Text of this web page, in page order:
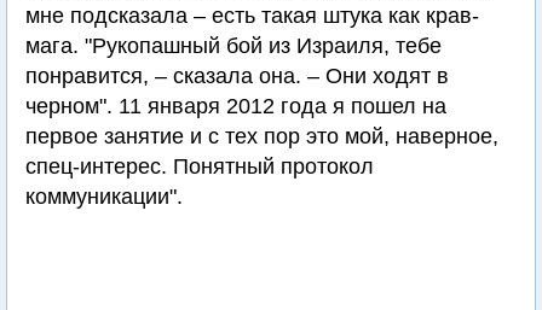
мне подсказала – есть такая штука как крав-
мага. "Рукопашный бой из Израиля, тебе
понравится, – сказала она. – Они ходят в
черном". 11 января 2012 года я пошел на
первое занятие и с тех пор это мой, наверное,
спец-интерес. Понятный протокол
коммуникации".